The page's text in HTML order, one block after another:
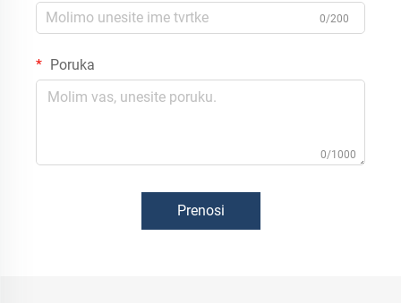
0/200
Poruka
0/1000
Prenosi